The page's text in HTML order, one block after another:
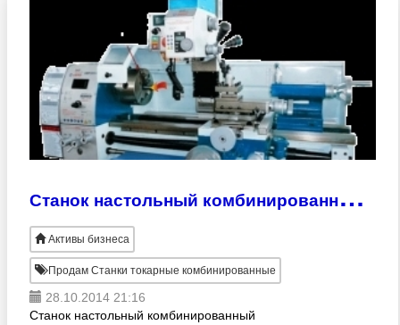
С
танок настольный комбинированный WMP290VFx700
Активы бизнеса
Продам Станки токарные комбинированные
28.10.2014 21:16
Станок настольный комбинированный